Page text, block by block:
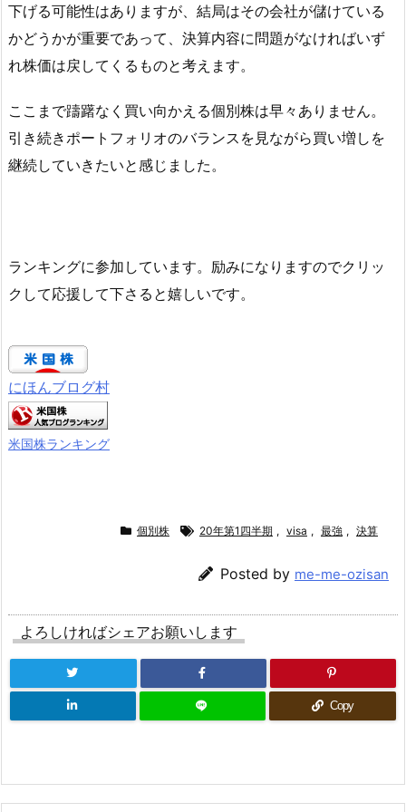
下げる可能性はありますが、結局はその会社が儲けている
かどうかが重要であって、決算内容に問題がなければいず
れ株価は戻してくるものと考えます。
ここまで躊躇なく買い向かえる個別株は早々ありません。
引き続きポートフォリオのバランスを見ながら買い増しを
継続していきたいと感じました。
ランキングに参加しています。励みになりますのでクリッ
クして応援して下さると嬉しいです。
にほんブログ村
米国株ランキング
個別株 20年第1四半期 , visa , 最強 , 決算
Posted by me-me-ozisan
よろしければシェアお願いします
Copy